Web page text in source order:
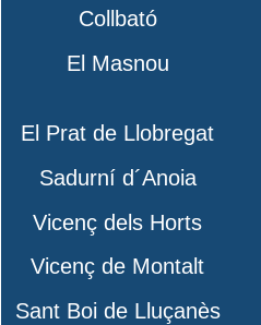
Collbató
El Masnou
El Prat de Llobregat
Sadurní d´Anoia
Vicenç dels Horts
Vicenç de Montalt
Sant Boi de Lluçanès